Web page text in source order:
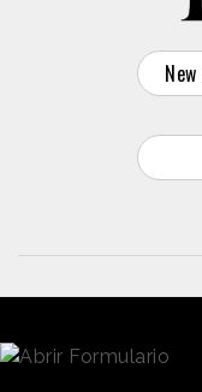
©
Dirección: